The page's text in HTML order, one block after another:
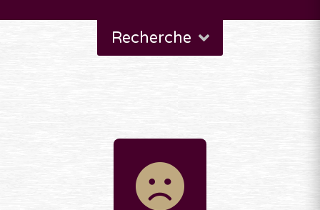
Recherche